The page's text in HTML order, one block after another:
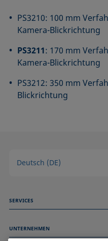
PS3210: 100 mm
Kamera-Blickrichtung
PS3211: 170 mm
Kamera-Blickrichtung
PS3212: 350 mm
Blickrichtung
Deutsch (DE)
SERVICES
Technischer Service
UNTERNEHMEN